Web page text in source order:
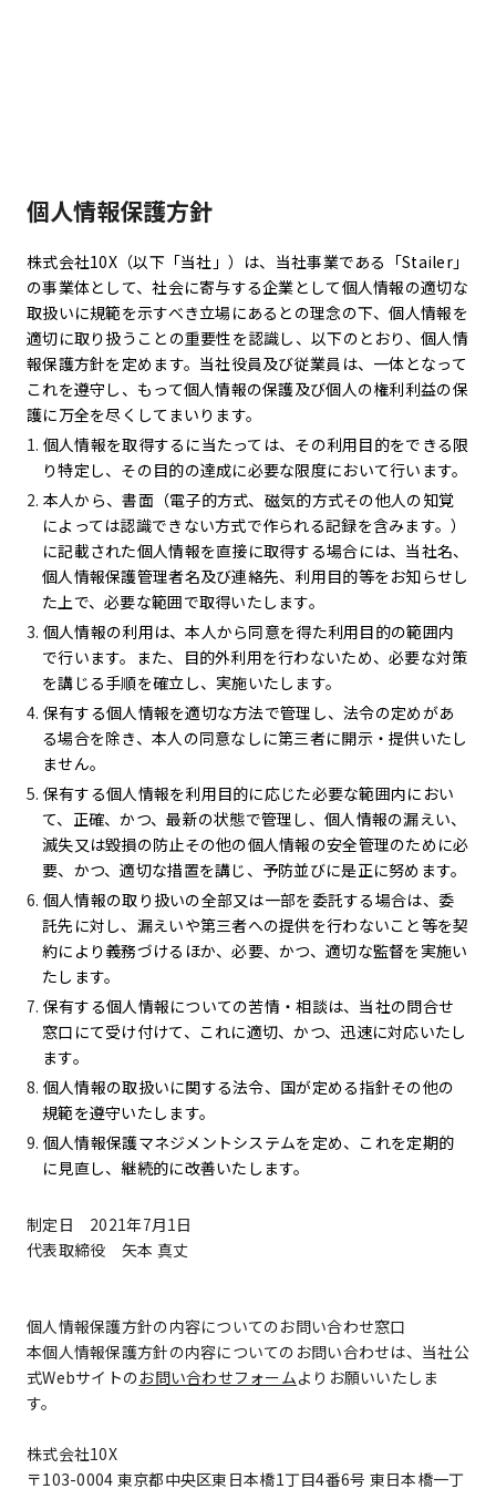
個人情報保護方針
株式会社10X（以下「当社」）は、当社事業である「Stailer」
の事業体として、社会に寄与する企業として個人情報の適切な
取扱いに規範を示すべき立場にあるとの理念の下、個人情報を
適切に取り扱うことの重要性を認識し、以下のとおり、個人情
報保護方針を定めます。当社役員及び従業員は、一体となって
これを遵守し、もって個人情報の保護及び個人の権利利益の保
護に万全を尽くしてまいります。
個人情報を取得するに当たっては、その利用目的をできる限
り特定し、その目的の達成に必要な限度において行います。
本人から、書面（電子的方式、磁気的方式その他人の知覚
によっては認識できない方式で作られる記録を含みます。）
に記載された個人情報を直接に取得する場合には、当社名、
個人情報保護管理者名及び連絡先、利用目的等をお知らせし
た上で、必要な範囲で取得いたします。
個人情報の利用は、本人から同意を得た利用目的の範囲内
で行います。また、目的外利用を行わないため、必要な対策
を講じる手順を確立し、実施いたします。
保有する個人情報を適切な方法で管理し、法令の定めがあ
る場合を除き、本人の同意なしに第三者に開示・提供いたし
ません。
保有する個人情報を利用目的に応じた必要な範囲内におい
て、正確、かつ、最新の状態で管理し、個人情報の漏えい、
滅失又は毀損の防止その他の個人情報の安全管理のために必
要、かつ、適切な措置を講じ、予防並びに是正に努めます。
個人情報の取り扱いの全部又は一部を委託する場合は、委
託先に対し、漏えいや第三者への提供を行わないこと等を契
約により義務づけるほか、必要、かつ、適切な監督を実施い
たします。
保有する個人情報についての苦情・相談は、当社の問合せ
窓口にて受け付けて、これに適切、かつ、迅速に対応いたし
ます。
個人情報の取扱いに関する法令、国が定める指針その他の
規範を遵守いたします。
個人情報保護マネジメントシステムを定め、これを定期的
に見直し、継続的に改善いたします。
制定日 2021年7月1日
代表取締役 矢本 真丈
個人情報保護方針の内容についてのお問い合わせ窓口
本個人情報保護方針の内容についてのお問い合わせは、当社公
式Webサイトのお問い合わせフォームよりお願いいたしま
す。
株式会社10X
〒103-0004 東京都中央区東日本橋1丁目4番6号 東日本橋一丁